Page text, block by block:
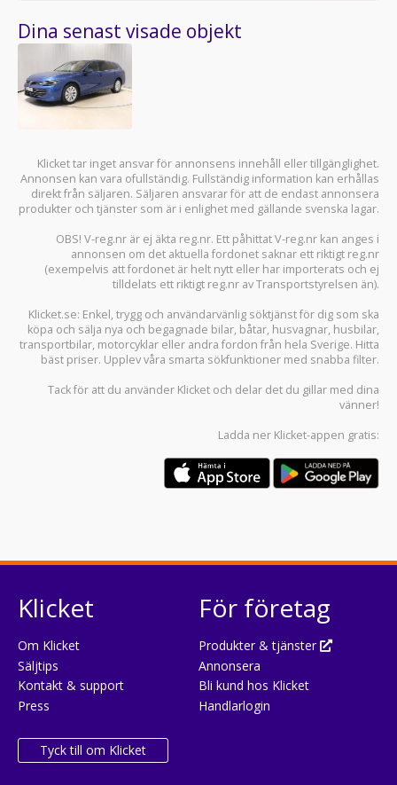
Dina senast visade objekt
Klicket tar inget ansvar för annonsens innehåll eller tillgänglighet.
Annonsen kan vara ofullständig. Fullständig information kan erhållas
direkt från säljaren. Säljaren ansvarar för att de endast annonsera
produkter och tjänster som är i enlighet med gällande svenska lagar.
OBS! V-reg.nr är ej äkta reg.nr. Ett påhittat V-reg.nr kan anges i
annonsen om det aktuella fordonet saknar ett riktigt reg.nr
(exempelvis att fordonet är helt nytt eller har importerats och ej
tilldelats ett riktigt reg.nr av Transportstyrelsen än).
Klicket.se: Enkel, trygg och användarvänlig söktjänst för dig som ska
köpa och sälja nya och begagnade bilar, båtar, husvagnar, husbilar,
transportbilar, motorcyklar eller andra fordon från hela Sverige. Hitta
bäst priser. Upplev våra smarta sökfunktioner med snabba filter.
Tack för att du använder Klicket och delar det du gillar med dina
vänner!
Ladda ner Klicket-appen gratis:
Klicket
Om Klicket
Säljtips
Kontakt & support
Press
Tyck till om Klicket
För företag
Produkter & tjänster
Annonsera
Bli kund hos Klicket
Handlarlogin